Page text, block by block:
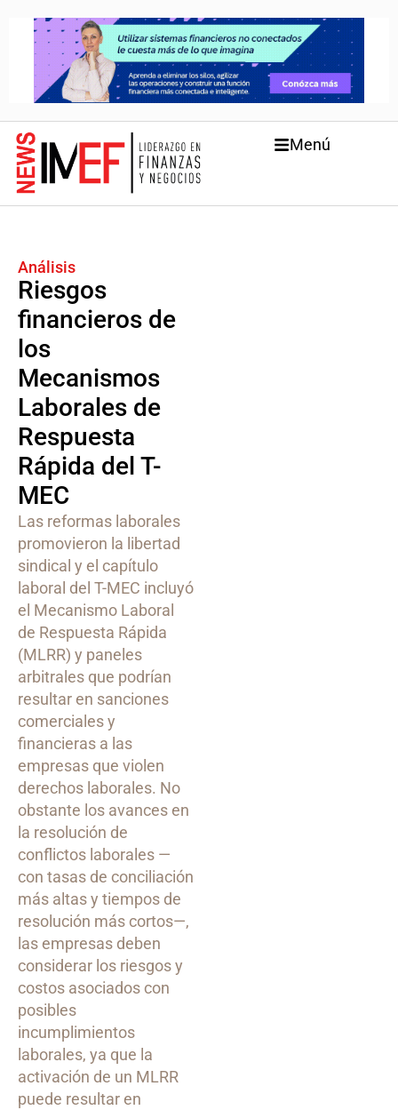
Menú
Análisis
Riesgos
financieros de
los
Mecanismos
Laborales de
Respuesta
Rápida del T-
MEC
Las reformas laborales
promovieron la libertad
sindical y el capítulo
laboral del T-MEC incluyó
el Mecanismo Laboral
de Respuesta Rápida
(MLRR) y paneles
arbitrales que podrían
resultar en sanciones
comerciales y
financieras a las
empresas que violen
derechos laborales. No
obstante los avances en
la resolución de
conflictos laborales —
con tasas de conciliación
más altas y tiempos de
resolución más cortos—,
las empresas deben
considerar los riesgos y
costos asociados con
posibles
incumplimientos
laborales, ya que la
activación de un MLRR
puede resultar en